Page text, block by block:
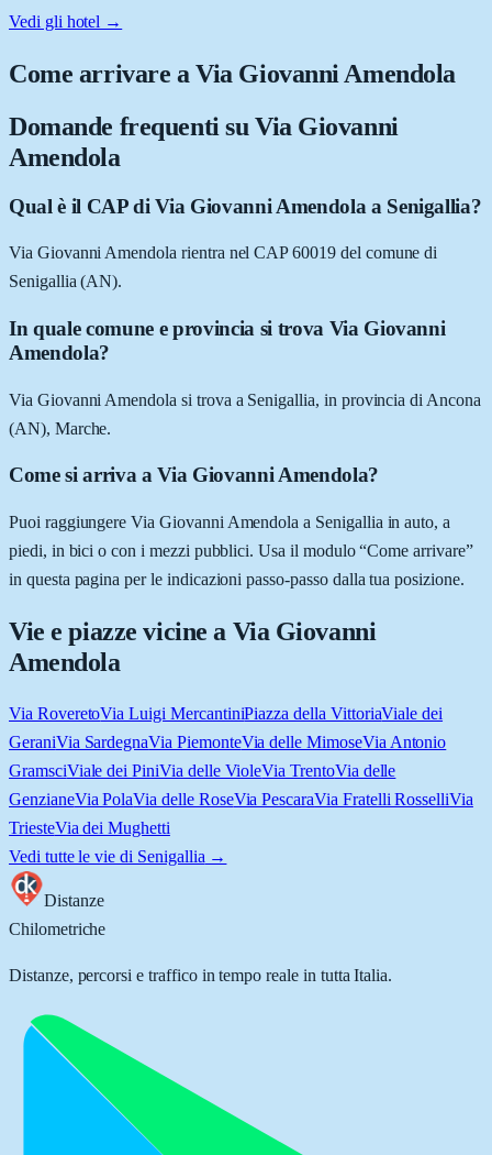
Vedi gli hotel →
Come arrivare aVia Giovanni Amendola
Domande frequenti su Via Giovanni
Amendola
Qual è il CAP di Via Giovanni Amendola a Senigallia?
Via Giovanni Amendola rientra nel CAP 60019 del comune di
Senigallia (AN).
In quale comune e provincia si trova Via Giovanni
Amendola?
Via Giovanni Amendola si trova a Senigallia, in provincia di Ancona
(AN), Marche.
Come si arriva a Via Giovanni Amendola?
Puoi raggiungere Via Giovanni Amendola a Senigallia in auto, a
piedi, in bici o con i mezzi pubblici. Usa il modulo “Come arrivare”
in questa pagina per le indicazioni passo-passo dalla tua posizione.
Vie e piazze vicine a Via Giovanni
Amendola
Via RoveretoVia Luigi MercantiniPiazza della VittoriaViale dei
GeraniVia SardegnaVia PiemonteVia delle MimoseVia Antonio
GramsciViale dei PiniVia delle VioleVia TrentoVia delle
GenzianeVia PolaVia delle RoseVia PescaraVia Fratelli RosselliVia
TriesteVia dei Mughetti
Vedi tutte le vie di Senigallia →
Distanze
Chilometriche
Distanze, percorsi e traffico in tempo reale in tutta Italia.